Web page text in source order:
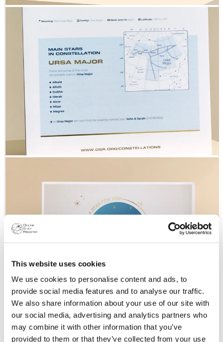
This website uses cookies
We use cookies to personalise content and ads, to
provide social media features and to analyse our traffic.
We also share information about your use of our site with
our social media, advertising and analytics partners who
may combine it with other information that you’ve
provided to them or that they’ve collected from your use